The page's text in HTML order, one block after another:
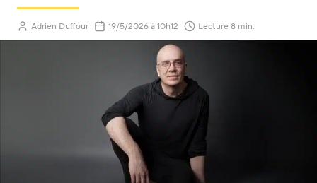
Adrien Duffour 19/5/2026(Mis à jour le )
à 10h12 Lecture 8 min.